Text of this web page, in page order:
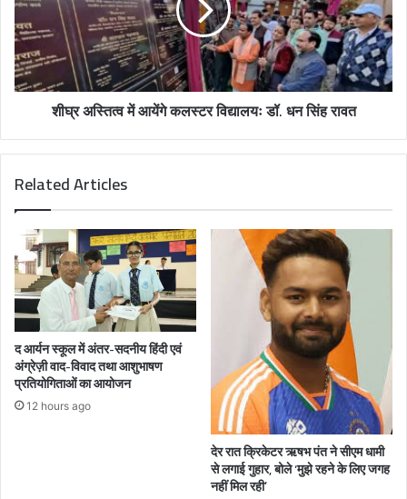
शीघ्र अस्तित्व में आयेंगे कलस्टर विद्यालयः डॉ. धन सिंह रावत
Related Articles
द आर्यन स्कूल में अंतर-सदनीय हिंदी एवं
अंग्रेज़ी वाद-विवाद तथा आशुभाषण
प्रतियोगिताओं का आयोजन
12 hours ago
देर रात क्रिकेटर ऋषभ पंत ने सीएम धामी
से लगाई गुहार, बोले ‘मुझे रहने के लिए जगह
नहीं मिल रही’